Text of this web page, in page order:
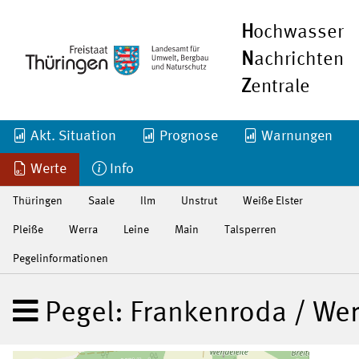
Hochwasser
Nachrichten
Zentrale
Akt. Situation Prognose Warnungen
Werte Info
Thüringen Saale Ilm Unstrut Weiße Elster
Pleiße Werra Leine Main Talsperren
Pegelinformationen
Pegel: Frankenroda /